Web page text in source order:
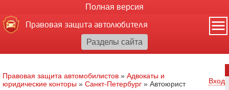
Полная версия
Правовая защита автолюбителя
Правовая защита автомобилистов » Адвокаты и
юридические конторы » Санкт-Петербург » Автоюрист Вход